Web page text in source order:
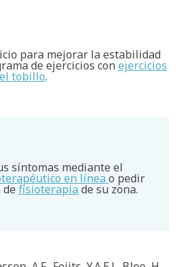
para mejorar la estabilidad
de ejercicios con ejercicios
tobillo.
síntomas mediante el
en línea o pedir
fisioterapia de su zona.